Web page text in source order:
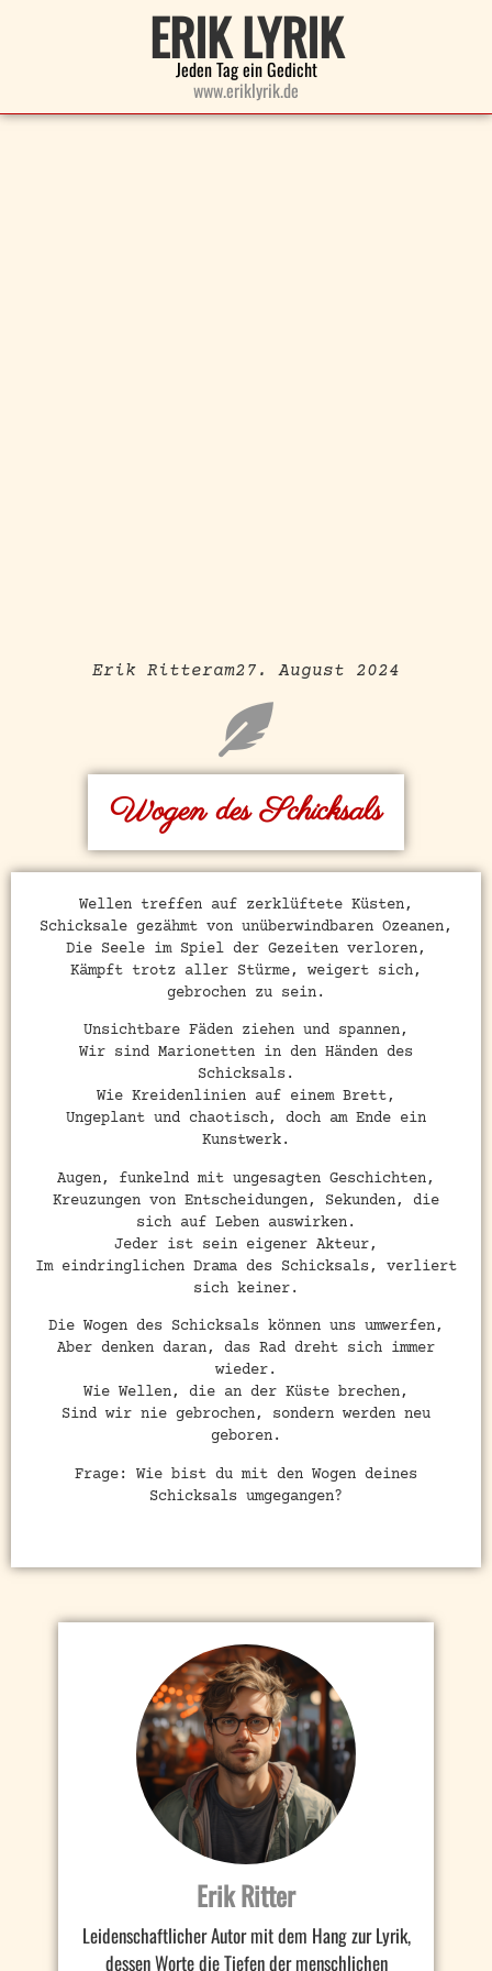
ERIK LYRIK
Jeden Tag ein Gedicht
www.eriklyrik.de
Erik Ritteram27. August 2024
Wogen des Schicksals
Wellen treffen auf zerklüftete Küsten,
Schicksale gezähmt von unüberwindbaren Ozeanen,
Die Seele im Spiel der Gezeiten verloren,
Kämpft trotz aller Stürme, weigert sich,
gebrochen zu sein.
Unsichtbare Fäden ziehen und spannen,
Wir sind Marionetten in den Händen des
Schicksals.
Wie Kreidenlinien auf einem Brett,
Ungeplant und chaotisch, doch am Ende ein
Kunstwerk.
Augen, funkelnd mit ungesagten Geschichten,
Kreuzungen von Entscheidungen, Sekunden, die
sich auf Leben auswirken.
Jeder ist sein eigener Akteur,
Im eindringlichen Drama des Schicksals, verliert
sich keiner.
Die Wogen des Schicksals können uns umwerfen,
Aber denken daran, das Rad dreht sich immer
wieder.
Wie Wellen, die an der Küste brechen,
Sind wir nie gebrochen, sondern werden neu
geboren.
Frage: Wie bist du mit den Wogen deines
Schicksals umgegangen?
Erik Ritter
Leidenschaftlicher Autor mit dem Hang zur Lyrik,
dessen Worte die Tiefen der menschlichen